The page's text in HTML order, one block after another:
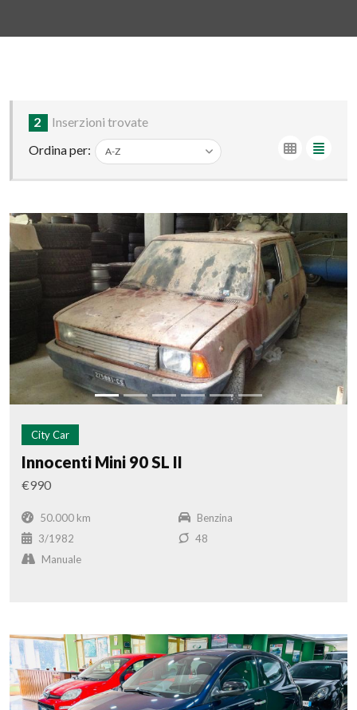
2
Inserzioni trovate
Ordina per:
City Car
Innocenti Mini 90 SL II
€990
50.000 km
Benzina
3/1982
48
Manuale